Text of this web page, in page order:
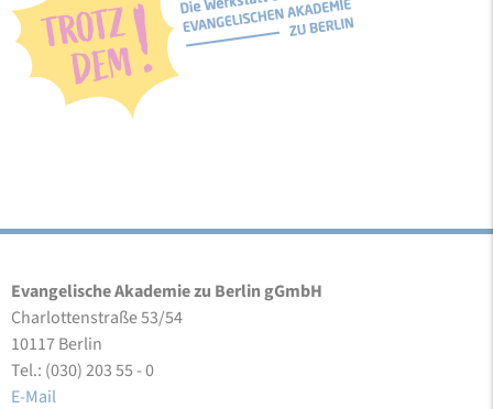
Evangelische Akademie zu Berlin gGmbH
Charlottenstraße 53/54
10117 Berlin
Tel.: (030) 203 55 - 0
E-Mail